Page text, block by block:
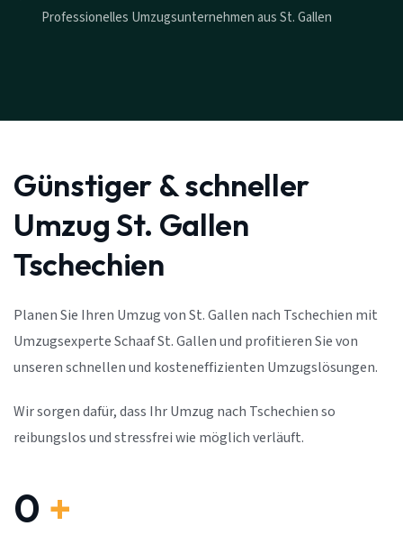
Professionelles Umzugsunternehmen aus St. Gallen
Günstiger & schneller
Umzug St. Gallen
Tschechien
Planen Sie Ihren Umzug von St. Gallen nach Tschechien mit
Umzugsexperte Schaaf St. Gallen und profitieren Sie von
unseren schnellen und kosteneffizienten Umzugslösungen.
Wir sorgen dafür, dass Ihr Umzug nach Tschechien so
reibungslos und stressfrei wie möglich verläuft.
0 +